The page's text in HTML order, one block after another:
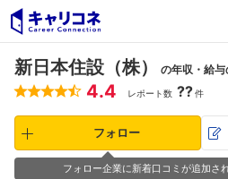
新日本住設（株） の年収・給
4.4 レポート数 ??件
フォロー
フォロー企業に新着口コミが追加さ